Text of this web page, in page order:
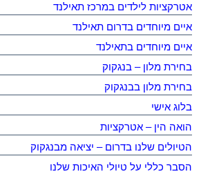
אטרקציות לילדים במרכז תאילנד
איים מיוחדים בדרום תאילנד
איים מיוחדים בתאילנד
בחירת מלון – בנגקוק
בחירת מלון בבנגקוק
בלוג אישי
הואה הין – אטרקציות
הטיולים שלנו בדרום – יציאה מבנגקוק
הסבר כללי על טיולי האיכות שלנו